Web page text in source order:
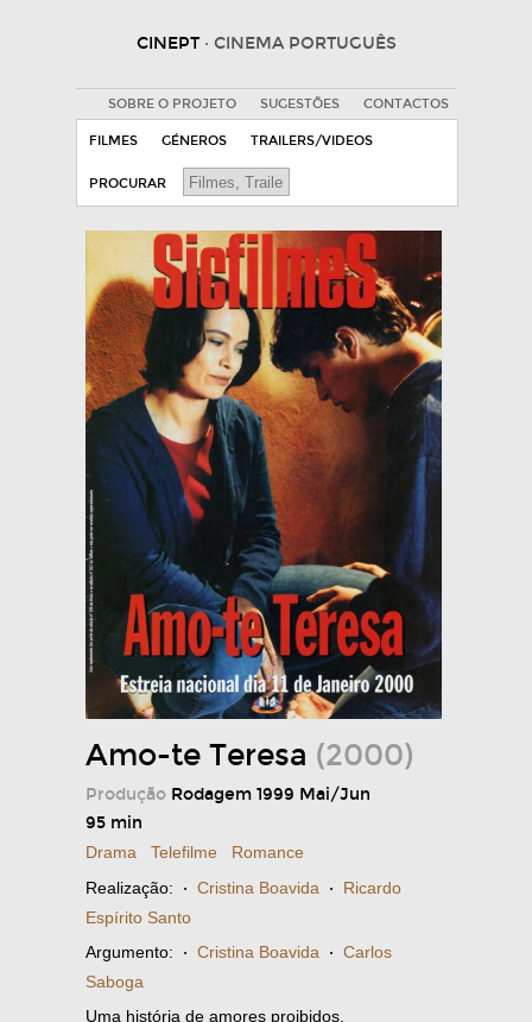
CINEPT · CINEMA PORTUGUÊS
SOBRE O PROJETO SUGESTÕES CONTACTOS
FILMES GÉNEROS TRAILERS/VIDEOS
PROCURAR
Amo-te Teresa (2000)
Produção Rodagem 1999 Mai/Jun
95 min
Drama Telefilme
Romance
Realização: · Cristina Boavida · Ricardo
Espírito Santo
Argumento: · Cristina Boavida · Carlos
Saboga
Uma história de amores proibidos.